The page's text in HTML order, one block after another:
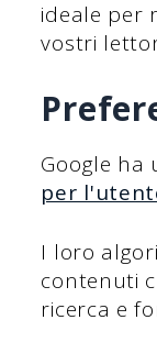
ideale per
vostri
Google ha
per
I loro
contenuti
ricerca e